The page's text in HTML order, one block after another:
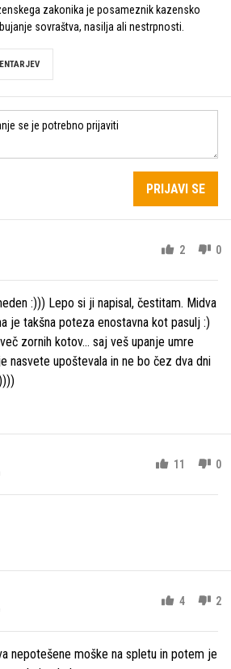
zakonika je posameznik kazensko
sovraštva, nasilja ali nestrpnosti.
PRIJAVI SE
2 0
:))) Lepo si ji napisal, čestitam. Midva
je takšna poteza enostavna kot pasulj :)
zornih kotov... saj veš upanje umre
nasvete upoštevala in ne bo čez dva dni
11 0
4 2
nepotešene moške na spletu in potem je